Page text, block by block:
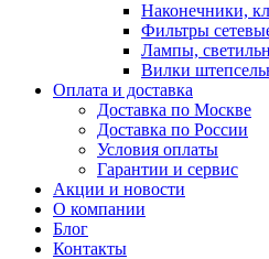
Наконечники,
Фильтры
Лампы,
Вилки
Оплата и доставка
Доставка по Москве
Доставка по России
Условия оплаты
Гарантии и сервис
Акции и новости
О компании
Блог
Контакты